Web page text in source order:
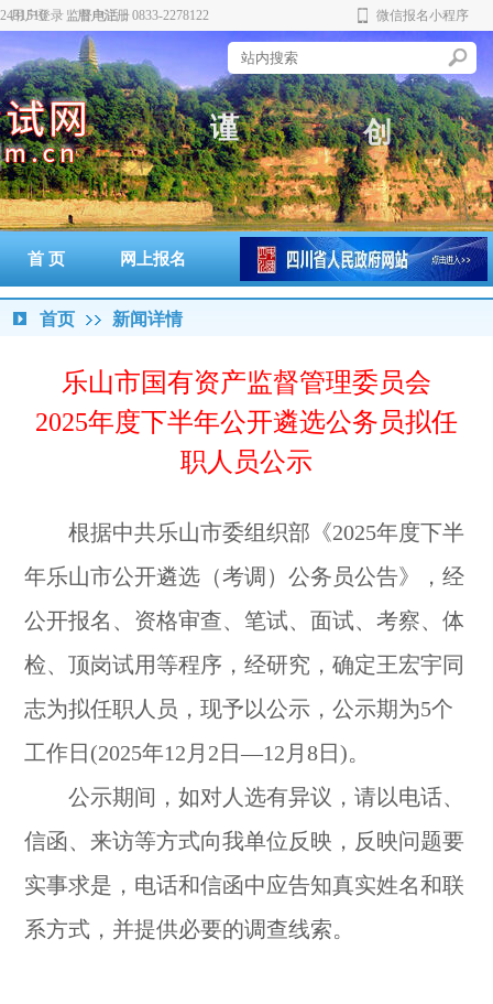
用户登录 用户注册
监督电话：0833-2278122 微信报名小程序
科 谨 创
首 页 网上报名 准考证打印 通知书打印
成绩查询 政策法规
首页 新闻详情
乐山市国有资产监督管理委员会
2025年度下半年公开遴选公务员拟任
职人员公示
根据中共乐山市委组织部《2025年度下半
年乐山市公开遴选（考调）公务员公告》，经
公开报名、资格审查、笔试、面试、考察、体
检、顶岗试用等程序，经研究，确定王宏宇同
志为拟任职人员，现予以公示，公示期为5个
工作日(2025年12月2日—12月8日)。
公示期间，如对人选有异议，请以电话、
信函、来访等方式向我单位反映，反映问题要
实事求是，电话和信函中应告知真实姓名和联
系方式，并提供必要的调查线索。